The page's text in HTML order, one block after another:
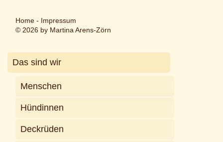
Home- Impressum
© 2026 by Martina Arens-Zörn
Das sind wir
Menschen
Hündinnen
Deckrüden